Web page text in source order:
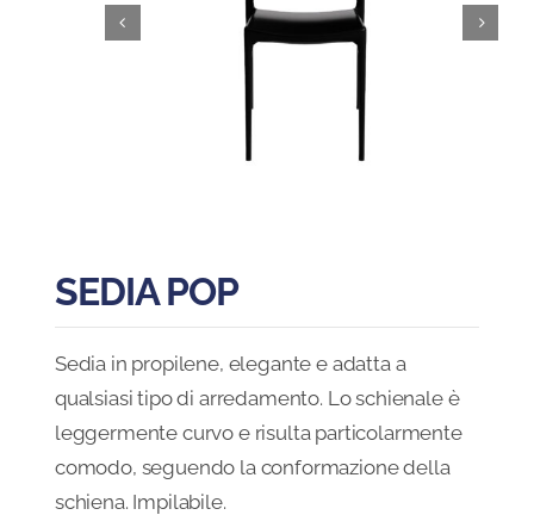
SEDIA POP
Sedia in propilene, elegante e adatta a
qualsiasi tipo di arredamento. Lo schienale è
leggermente curvo e risulta particolarmente
comodo, seguendo la conformazione della
schiena. Impilabile.